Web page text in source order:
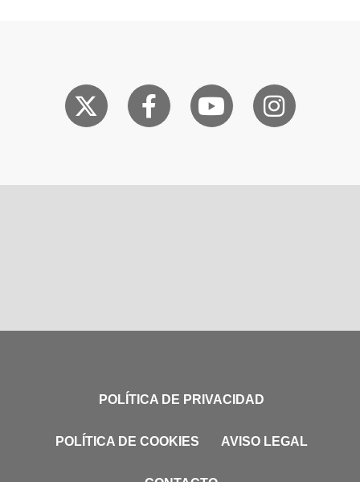
POLÍTICA DE PRIVACIDAD
POLÍTICA DE COOKIES AVISO LEGAL